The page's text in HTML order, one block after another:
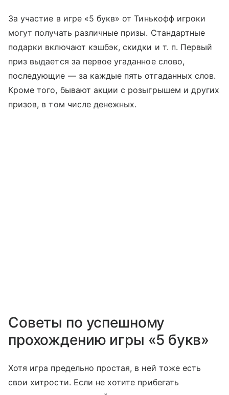
За участие в игре «5 букв» от Тинькофф игроки
могут получать различные призы. Стандартные
подарки включают кэшбэк, скидки и т. п. Первый
приз выдается за первое угаданное слово,
последующие — за каждые пять отгаданных слов.
Кроме того, бывают акции с розыгрышем и других
призов, в том числе денежных.
Советы по успешному
прохождению игры «5 букв»
Хотя игра предельно простая, в ней тоже есть
свои хитрости. Если не хотите прибегать